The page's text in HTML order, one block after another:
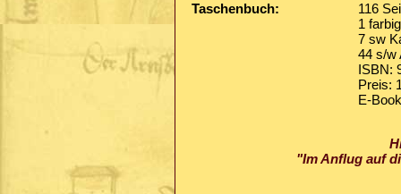
Taschenbuch:
116
1
7 sw
44 s/w
ISBN:
Preis:
E-
"Im Anflug auf